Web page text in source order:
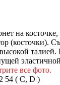
на
(косточки).
все фото.
54 ( C, D )